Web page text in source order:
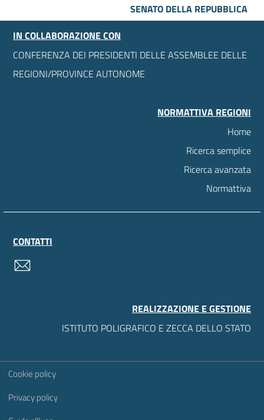
SENATO DELLA REPUBBLICA
IN COLLABORAZIONE CON
CONFERENZA DEI PRESIDENTI DELLE ASSEMBLEE DELLE
REGIONI/PROVINCE AUTONOME
NORMATTIVA REGIONI
Home
Ricerca semplice
Ricerca avanzata
Normattiva
CONTATTI
REALIZZAZIONE E GESTIONE
ISTITUTO POLIGRAFICO E ZECCA DELLO STATO
Sezione Link Utili
Cookie policy
Privacy policy